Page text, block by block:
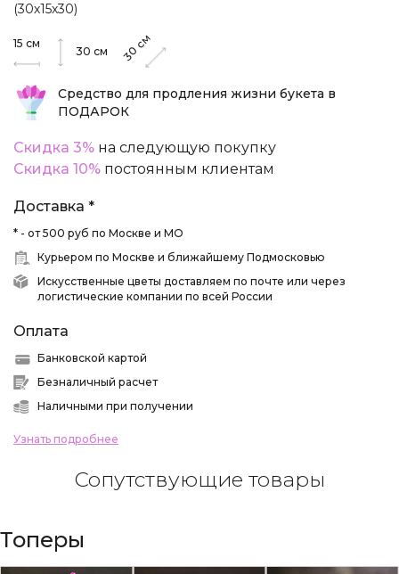
(30х15х30)
15 см
30 см 30
см
Средство для продления жизни букета в
ПОДАРОК
Скидка 3% на следующую покупку
Скидка 10% постоянным клиентам
Доставка *
* - от 500 руб по Москве и МО
Курьером по Москве и ближайшему Подмосковью
Искусственные цветы доставляем по почте или через
логистические компании по всей России
Оплата
Банковской картой
Безналичный расчет
Наличными при получении
Узнать подробнее
Сопутствующие товары
Топеры